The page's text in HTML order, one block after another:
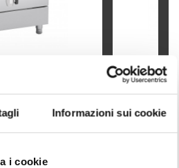
Informazioni sui cookie
i cookie
OGRZEWANIE
KOCIOŁ